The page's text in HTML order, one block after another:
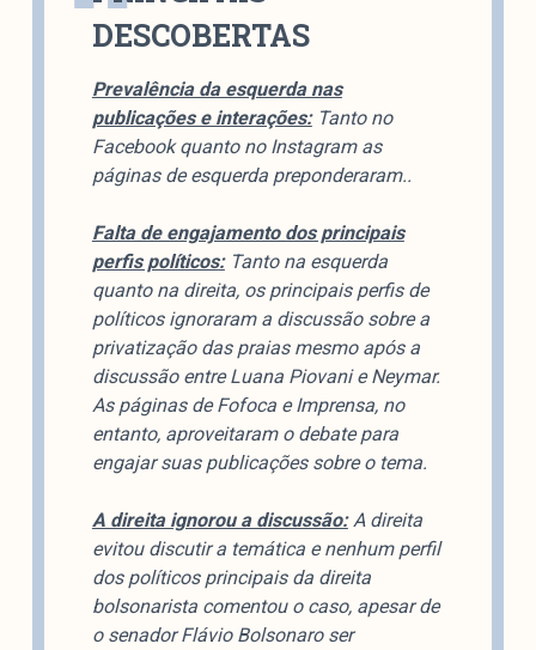
DESCOBERTAS
Prevalência da esquerda nas
publicações e interações:Tanto no
Facebook quanto no Instagram as
páginas de esquerda preponderaram..
Falta de engajamento dos principais
perfis políticos:Tanto na esquerda
quanto na direita, os principais perfis de
políticos ignoraram a discussão sobre a
privatização das praias mesmo após a
discussão entre Luana Piovani e Neymar.
As páginas de Fofoca e Imprensa, no
entanto, aproveitaram o debate para
engajar suas publicações sobre o tema.
A direita ignorou a discussão:A direita
evitou discutir a temática e nenhum perfil
dos políticos principais da direita
bolsonarista comentou o caso, apesar de
o senador Flávio Bolsonaro ser